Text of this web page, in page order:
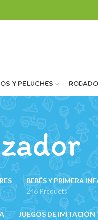
Y PELUCHES
BEBÉS Y PRIMERA
246 Products
JUEGOS DE IMITACIÓN